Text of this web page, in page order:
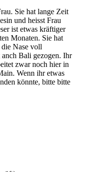
Sie hat lange Zeit
und heisst Frau
ist etwas kräftiger
Monaten. Sie hat
Nase voll
Bali gezogen. Ihr
zwar noch hier in
Wenn ihr etwas
könnte, bitte bitte